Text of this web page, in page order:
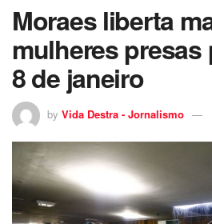
Moraes liberta
mulheres presas
8 de janeiro
by Vida Destra - Jornalismo